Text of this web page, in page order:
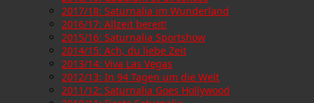
2017/18: Saturnalia im Wunderland
2016/17: Allzeit bereit!
2015/16: Saturnalia Sportshow
2014/15: Ach, du liebe Zeit
2013/14: Viva Las Vegas
2012/13: In 94 Tagen um die Welt
2011/12: Saturnalia Goes Hollywood